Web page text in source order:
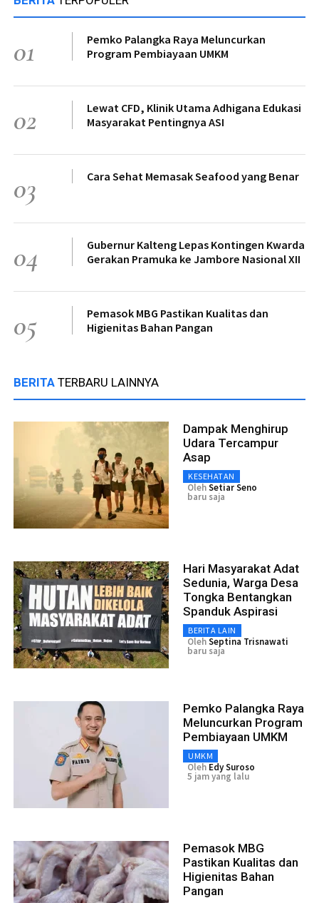
01
Pemko Palangka Raya Meluncurkan
Program Pembiayaan UMKM
02
Lewat CFD, Klinik Utama Adhigana Edukasi
Masyarakat Pentingnya ASI
03 Cara Sehat Memasak Seafood yang Benar
04
Gubernur Kalteng Lepas Kontingen Kwarda
Gerakan Pramuka ke Jambore Nasional XII
05
Pemasok MBG Pastikan Kualitas dan
Higienitas Bahan Pangan
BERITA TERBARU LAINNYA
Dampak Menghirup
Udara Tercampur
Asap
KESEHATAN
OlehSetiar Seno
baru saja
Hari Masyarakat Adat
Sedunia, Warga Desa
Tongka Bentangkan
Spanduk Aspirasi
BERITA LAIN
OlehSeptina Trisnawati
baru saja
Pemko Palangka Raya
Meluncurkan Program
Pembiayaan UMKM
UMKM
Oleh Edy Suroso
5 jam yang lalu
Pemasok MBG
Pastikan Kualitas dan
Higienitas Bahan
Pangan